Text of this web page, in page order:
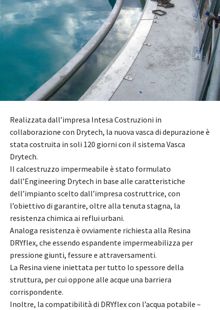
Realizzata dall’impresa Intesa Costruzioni in
collaborazione con Drytech, la nuova vasca di depurazione è
stata costruita in soli 120 giorni con il sistema Vasca
Drytech.
Il calcestruzzo impermeabile è stato formulato
dall’Engineering Drytech in base alle caratteristiche
dell’impianto scelto dall’impresa costruttrice, con
l’obiettivo di garantire, oltre alla tenuta stagna, la
resistenza chimica ai reflui urbani.
Analoga resistenza è ovviamente richiesta alla Resina
DRYflex, che essendo espandente impermeabilizza per
pressione giunti, fessure e attraversamenti.
La Resina viene iniettata per tutto lo spessore della
struttura, per cui oppone alle acque una barriera
corrispondente.
Inoltre, la compatibilità di DRYflex con l’acqua potabile –